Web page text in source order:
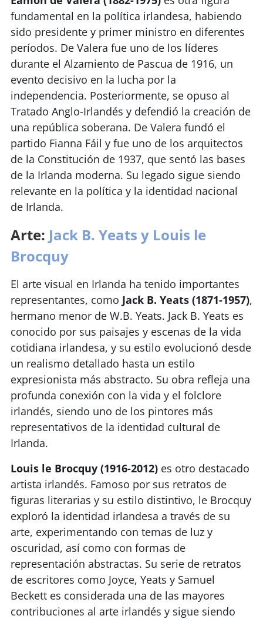
fundamental en la política irlandesa, habiendo
sido presidente y primer ministro en diferentes
períodos. De Valera fue uno de los líderes
durante el Alzamiento de Pascua de 1916, un
evento decisivo en la lucha por la
independencia. Posteriormente, se opuso al
Tratado Anglo-Irlandés y defendió la creación de
una república soberana. De Valera fundó el
partido Fianna Fáil y fue uno de los arquitectos
de la Constitución de 1937, que sentó las bases
de la Irlanda moderna. Su legado sigue siendo
relevante en la política y la identidad nacional
de Irlanda.
Arte: Jack B. Yeats y Louis le
Brocquy
El arte visual en Irlanda ha tenido importantes
representantes, como Jack B. Yeats (1871-1957),
hermano menor de W.B. Yeats. Jack B. Yeats es
conocido por sus paisajes y escenas de la vida
cotidiana irlandesa, y su estilo evolucionó desde
un realismo detallado hasta un estilo
expresionista más abstracto. Su obra refleja una
profunda conexión con la vida y el folclore
irlandés, siendo uno de los pintores más
representativos de la identidad cultural de
Irlanda.
Louis le Brocquy (1916-2012) es otro destacado
artista irlandés. Famoso por sus retratos de
figuras literarias y su estilo distintivo, le Brocquy
exploró la identidad irlandesa a través de su
arte, experimentando con temas de luz y
oscuridad, así como con formas de
representación abstractas. Su serie de retratos
de escritores como Joyce, Yeats y Samuel
Beckett es considerada una de las mayores
contribuciones al arte irlandés y sigue siendo